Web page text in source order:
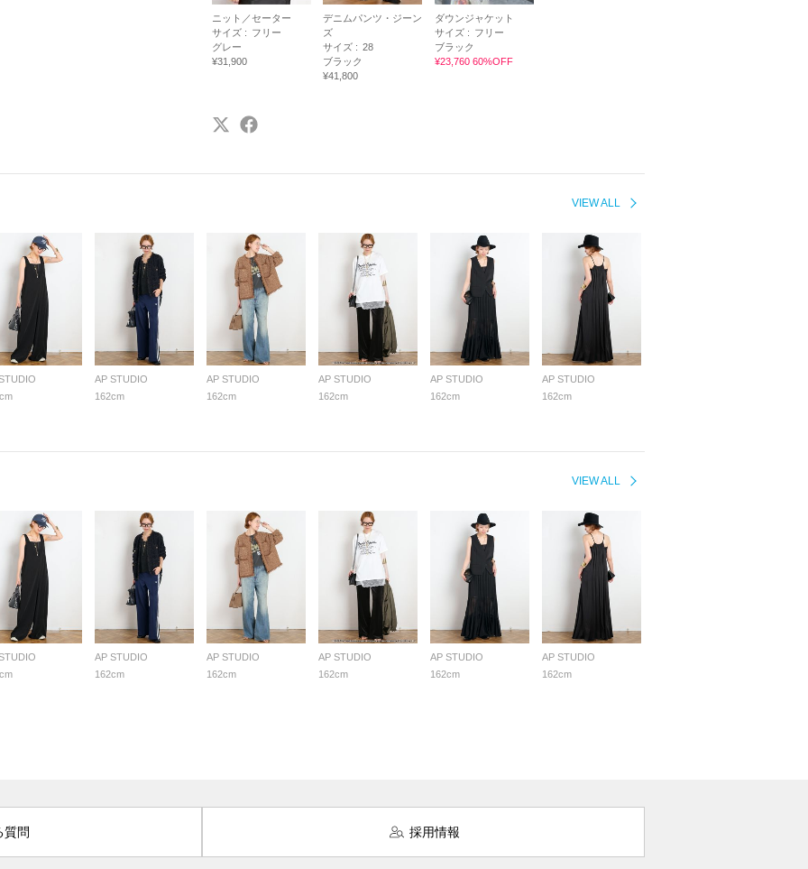
ニット／セーター
サイズ : フリー
グレー
¥31,900
デニムパンツ・ジーン
ズ
サイズ : 28
ブラック
¥41,800
ダウンジャケット
サイズ : フリー
ブラック
¥23,760 60%OFF
VIEW ALL
AP STUDIO
162cm
AP STUDIO
162cm
AP STUDIO
162cm
AP STUDIO
162cm
AP STUDIO
162cm
VIEW ALL
AP STUDIO
162cm
AP STUDIO
162cm
AP STUDIO
162cm
AP STUDIO
162cm
AP STUDIO
162cm
質問 採用情報